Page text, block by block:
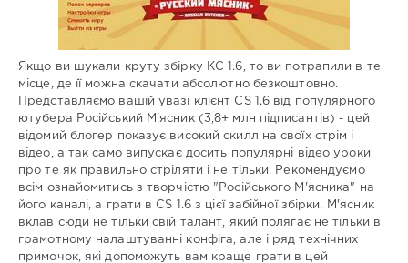
Якщо ви шукали круту збірку КС 1.6, то ви потрапили в те
місце, де її можна скачати абсолютно безкоштовно.
Представляємо вашій увазі клієнт CS 1.6 від популярного
ютубера Російський М'ясник (3,8+ млн підписантів) - цей
відомий блогер показує високий скилл на своїх стрім і
відео, а так само випускає досить популярні відео уроки
про те як правильно стріляти і не тільки. Рекомендуємо
всім ознайомитись з творчістю "Російського М'ясника" на
його каналі, а грати в CS 1.6 з цієї забійної збірки. М'ясник
вклав сюди не тільки свій талант, який полягає не тільки в
грамотному налаштуванні конфіга, але і ряд технічних
примочок, які допоможуть вам краще грати в цей